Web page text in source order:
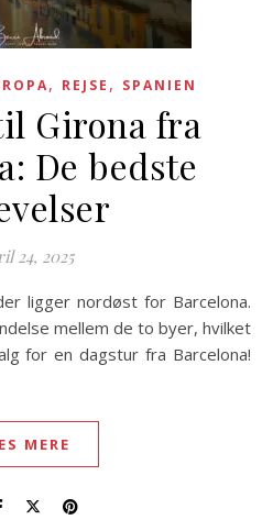
, REJSE , SPANIEN
Girona fra
De bedste
24, 2025
mellem de to byer, hvilket
for en dagstur fra Barcelona!
MERE